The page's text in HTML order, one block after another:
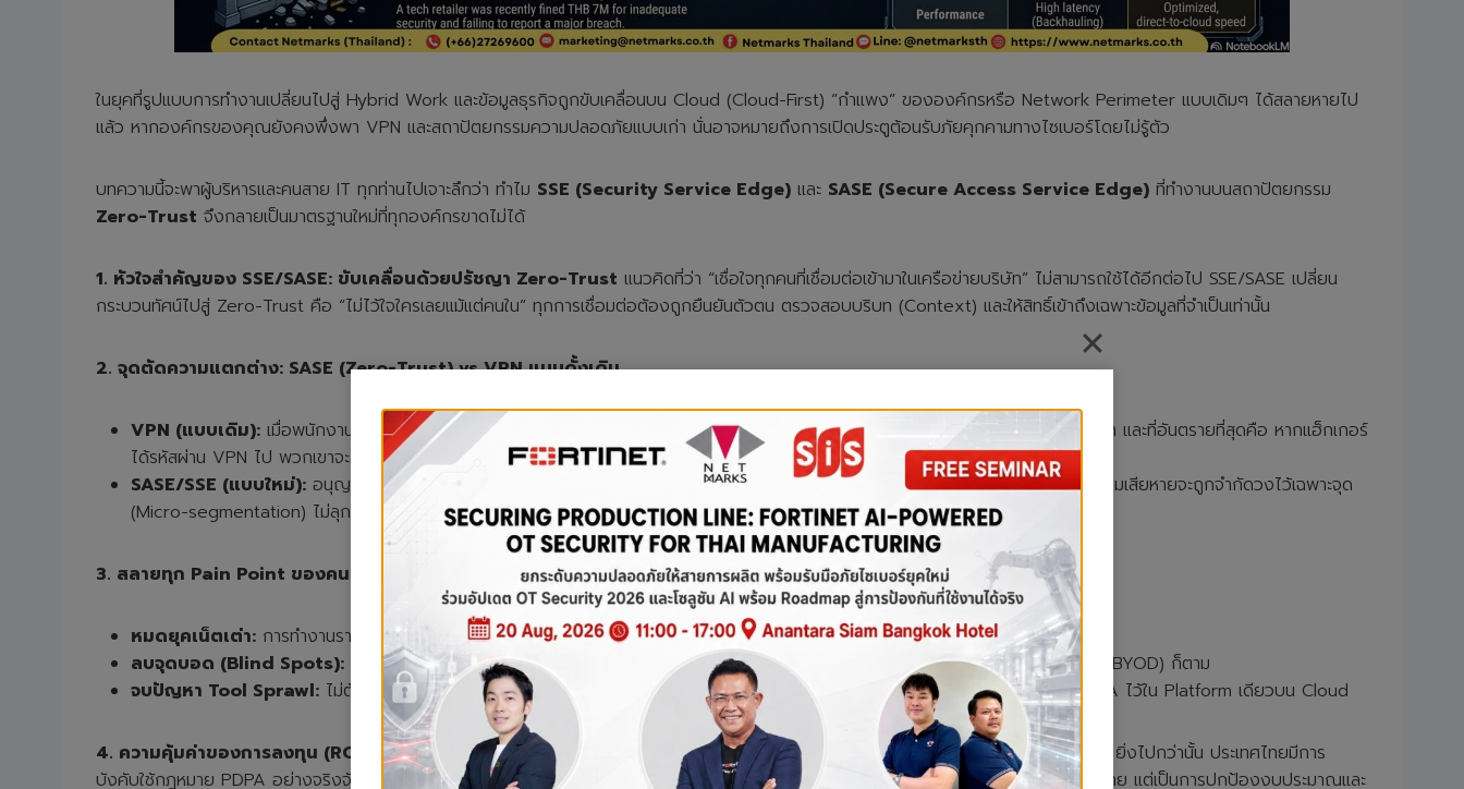
ในยุคที่รูปแบบการทำงานเปลี่ยนไปสู่ Hybrid Work และข้อมูลธุรกิจถูกขับเคลื่อนบน Cloud (Cloud-First) “กำแพง” ขององค์กรหรือ Network Perimeter แบบเดิมๆ ได้สลายหายไป
แล้ว หากองค์กรของคุณยังคงพึ่งพา VPN และสถาปัตยกรรมความปลอดภัยแบบเก่า นั่นอาจหมายถึงการเปิดประตูต้อนรับภัยคุกคามทางไซเบอร์โดยไม่รู้ตัว
บทความนี้จะพาผู้บริหารและคนสาย IT ทุกท่านไปเจาะลึกว่า ทำไม SSE (Security Service Edge) และ SASE (Secure Access Service Edge) ที่ทำงานบนสถาปัตยกรรม
Zero-Trust จึงกลายเป็นมาตรฐานใหม่ที่ทุกองค์กรขาดไม่ได้
1. หัวใจสำคัญของ SSE/SASE: ขับเคลื่อนด้วยปรัชญา Zero-Trust แนวคิดที่ว่า “เชื่อใจทุกคนที่เชื่อมต่อเข้ามาในเครือข่ายบริษัท” ไม่สามารถใช้ได้อีกต่อไป SSE/SASE เปลี่ยน
กระบวนทัศน์ไปสู่ Zero-Trust คือ “ไม่ไว้ใจใครเลยแม้แต่คนใน” ทุกการเชื่อมต่อต้องถูกยืนยันตัวตน ตรวจสอบบริบท (Context) และให้สิทธิ์เข้าถึงเฉพาะข้อมูลที่จำเป็นเท่านั้น
2. จุดตัดความแตกต่าง: SASE (Zero-Trust) vs VPNแบบดั้งเดิม
VPN (แบบเดิม): เมื่อพนักงานอยู่นอกออฟฟิศ การเข้าถึง Cloud ต้องวิ่งกลับมาผ่าน Data Center ตรงกลางก่อน ทำให้เกิดคอขวด เน็ตช้า และที่อันตรายที่สุดคือ หากแฮ็กเกอร์
ได้รหัสผ่าน VPN ไป พวกเขาจะสามารถทะลวงเข้าไปดูข้อมูลได้ทั้งเครือข่าย
SASE/SSE (แบบใหม่): อนุญาตให้พนักงานเชื่อมต่อตรงสู่ Cloud (Direct-to-Cloud) ลดความหน่วง (Latency) และหากมีการถูกแฮ็ก ความเสียหายจะถูกจำกัดวงไว้เฉพาะจุด
(Micro-segmentation) ไม่ลุกลามไปยังระบบอื่น
3. สลายทุก Pain Point ของคน
หมดยุคเน็ตเต่า: การทำงานราบรื่นขึ้น เพราะไม่ต้องถูกบังคับวิ่งผ่านท่อ VPN แคบๆ
ลบจุดบอด (Blind Spots): ควบคุมและมองเห็นการใช้งานแอปพลิเคชันหรือข้อมูล (Shadow IT) ได้ทั้งหมด แม้พนักงานจะใช้มือถือส่วนตัว (BYOD) ก็ตาม
จบปัญหา Tool Sprawl: ไม่ต้องบริหารจัดการอุปกรณ์ Security หลายยี่ห้อให้วุ่นวาย เพราะ SASE รวม Firewall, SWG, CASB และ ZTNA ไว้ใน Platform เดียวบน Cloud
4. ความคุ้มค่าของการลงทุน (ROI) และการรอดพ้นกฎหมาย PDPA
สถิติระบุว่ากว่า 56% ขององค์กรเคยถูกโจมตีผ่านช่องโหว่ของ VPN ยิ่งไปกว่านั้น ประเทศไทยมีการ
บังคับใช้กฎหมาย PDPA อย่างจริงจัง โดยมีกรณีธุรกิจค้าปลีกไอทีถูกปรับสูงถึง 7 ล้านบาทจากเหตุข้อมูลรั่วไหล การลงทุนใน SASE จึงไม่ใช่รายจ่าย แต่เป็นการปกป้องงบประมาณและ